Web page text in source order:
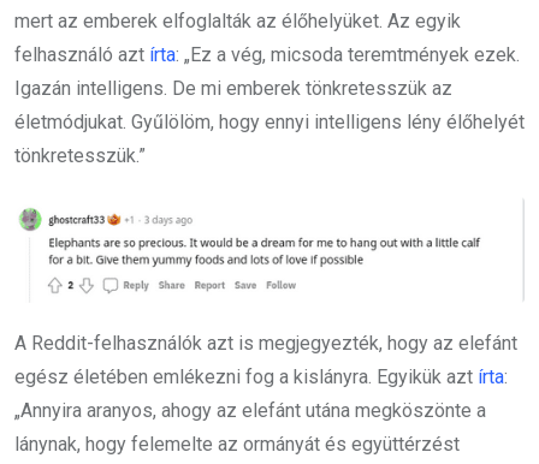
mert az emberek elfoglalták az élőhelyüket. Az egyik
felhasználó azt írta: „Ez a vég, micsoda teremtmények ezek.
Igazán intelligens. De mi emberek tönkretesszük az
életmódjukat. Gyűlölöm, hogy ennyi intelligens lény élőhelyét
tönkretesszük.”
A Reddit-felhasználók azt is megjegyezték, hogy az elefánt
egész életében emlékezni fog a kislányra. Egyikük azt írta:
„Annyira aranyos, ahogy az elefánt utána megköszönte a
lánynak, hogy felemelte az ormányát és együttérzést